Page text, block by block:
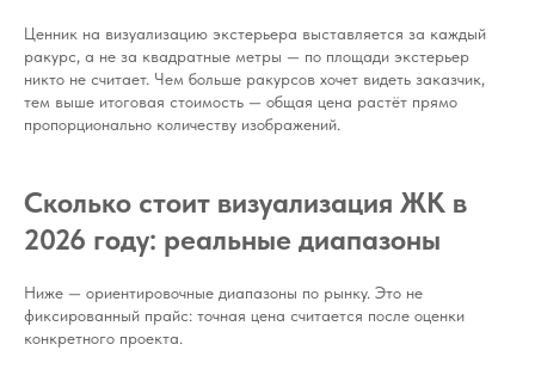
Ценник на визуализацию экстерьера выставляется за каждый
ракурс, а не за квадратные метры — по площади экстерьер
никто не считает. Чем больше ракурсов хочет видеть заказчик,
тем выше итоговая стоимость — общая цена растёт прямо
пропорционально количеству изображений.
Сколько стоит визуализация ЖК в
2026 году: реальные диапазоны
Ниже — ориентировочные диапазоны по рынку. Это не
фиксированный прайс: точная цена считается после оценки
конкретного проекта.